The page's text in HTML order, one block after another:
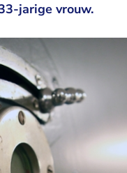
jarige vrouw.